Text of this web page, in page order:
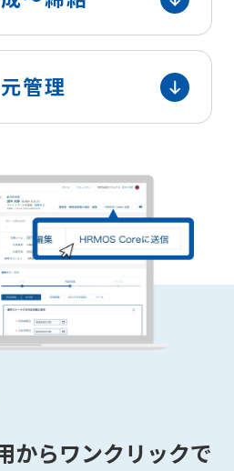
管理
からワンクリックで